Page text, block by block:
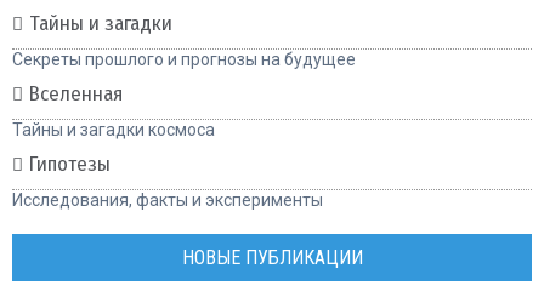
Тайны и загадки
Секреты прошлого и прогнозы на будущее
Вселенная
Тайны и загадки космоса
Гипотезы
Исследования, факты и эксперименты
НОВЫЕ ПУБЛИКАЦИИ